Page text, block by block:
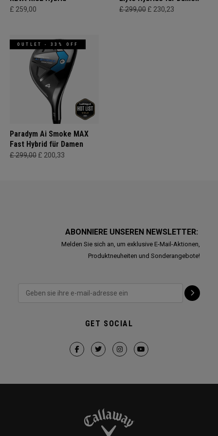
£ 259,00 £ 299,00 £ 230,23
OUTLET - 33% OFF
Paradym Ai Smoke MAX
Fast Hybrid für Damen
£ 299,00 £ 200,33
ABONNIERE UNSEREN NEWSLETTER:
Melden Sie sich an, um exklusive E-Mail-Aktionen,
Produktneuheiten und Sonderangebote!
GET SOCIAL